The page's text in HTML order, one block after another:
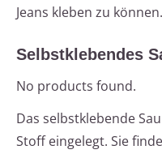
Jeans kleben zu können.
Selbstklebendes
No products found.
Das selbstklebende
Stoff eingelegt. Sie